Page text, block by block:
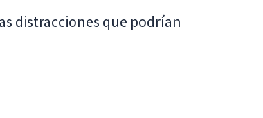
distracciones que podrían